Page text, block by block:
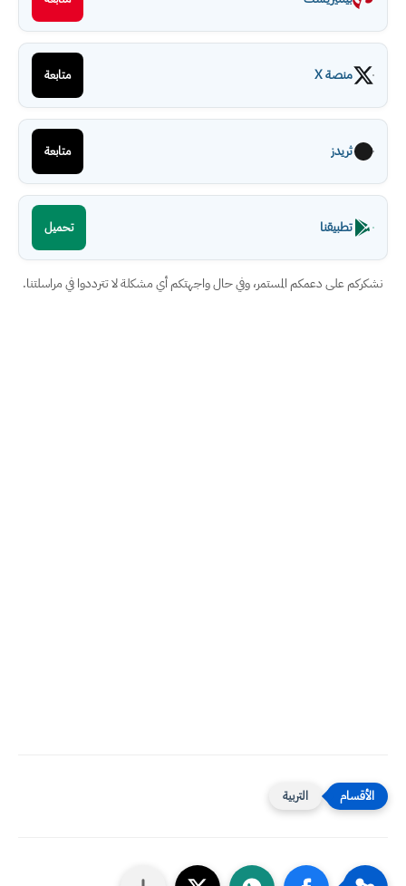
منصة X متابعة
ثريدز متابعة
تطبيقنا تحميل
نشكركم على دعمكم المستمر، وفي حال واجهتكم أي مشكلة لا تترددوا في مراسلتنا.
التربية